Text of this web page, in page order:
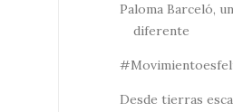
Paloma Barceló,
diferente
Desde tierras